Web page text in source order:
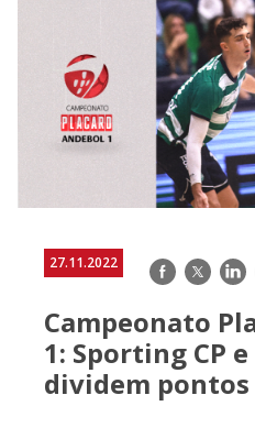
27.11.2022 Facebook
Twitter
Campeonato
1: Sporting CP
dividem pontos